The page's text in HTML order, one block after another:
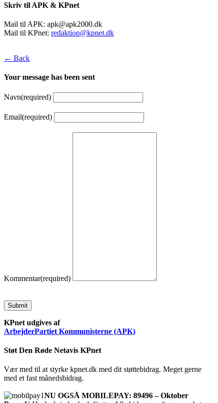
Skriv til APK & KPnet
Mail til APK: apk@apk2000.dk
Mail til KPnet: redaktion@kpnet.dk
← Back
Your message has been sent
Navn(required)
Email(required)
Kommentar(required)
Submit
KPnet udgives af
ArbejderPartiet Kommunisterne (APK)
Støt Den Røde Netavis KPnet
Vær med til at styrke kpnet.dk med dit støttebidrag. Meget gerne
med et fast månedsbidrag.
NU OGSÅ MOBILEPAY: 89496 – Oktober